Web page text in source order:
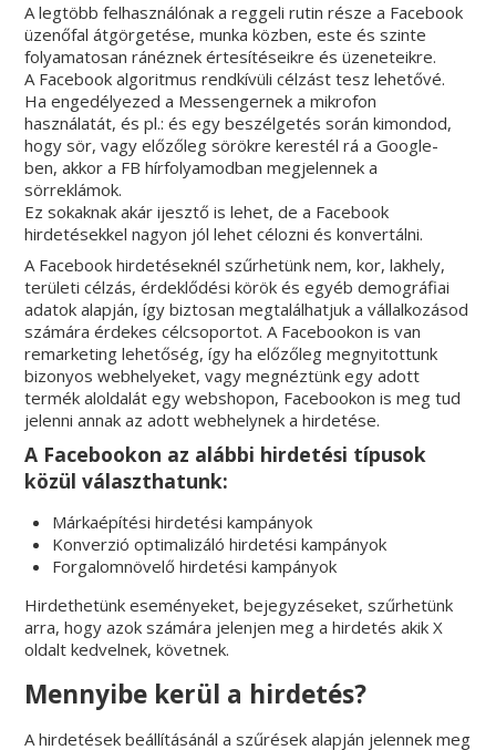
A legtöbb felhasználónak a reggeli rutin része a Facebook
üzenőfal átgörgetése, munka közben, este és szinte
folyamatosan ránéznek értesítéseikre és üzeneteikre.
A Facebook algoritmus rendkívüli célzást tesz lehetővé.
Ha engedélyezed a Messengernek a mikrofon
használatát, és pl.: és egy beszélgetés során kimondod,
hogy sör, vagy előzőleg sörökre kerestél rá a Google-
ben, akkor a FB hírfolyamodban megjelennek a
sörreklámok.
Ez sokaknak akár ijesztő is lehet, de a Facebook
hirdetésekkel nagyon jól lehet célozni és konvertálni.
A Facebook hirdetéseknél szűrhetünk nem, kor, lakhely,
területi célzás, érdeklődési körök és egyéb demográfiai
adatok alapján, így biztosan megtalálhatjuk a vállalkozásod
számára érdekes célcsoportot. A Facebookon is van
remarketing lehetőség, így ha előzőleg megnyitottunk
bizonyos webhelyeket, vagy megnéztünk egy adott
termék aloldalát egy webshopon, Facebookon is meg tud
jelenni annak az adott webhelynek a hirdetése.
A Facebookon az alábbi hirdetési típusok
közül választhatunk:
Márkaépítési hirdetési kampányok
Konverzió optimalizáló hirdetési kampányok
Forgalomnövelő hirdetési kampányok
Hirdethetünk eseményeket, bejegyzéseket, szűrhetünk
arra, hogy azok számára jelenjen meg a hirdetés akik X
oldalt kedvelnek, követnek.
Mennyibe kerül a hirdetés?
A hirdetések beállításánál a szűrések alapján jelennek meg